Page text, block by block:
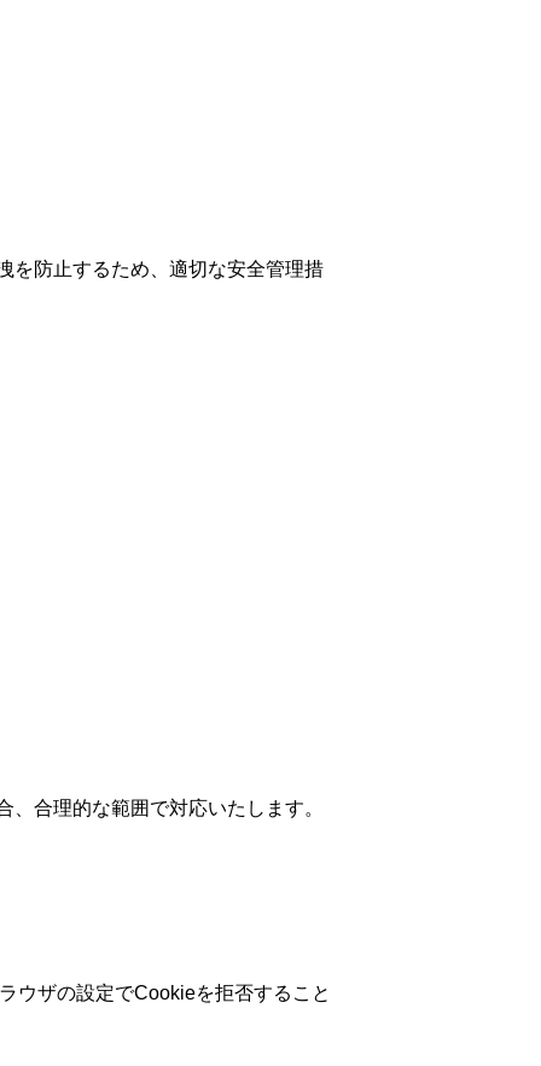
を防止するため、適切な安全管理措
合理的な範囲で対応いたします。
ウザの設定でCookieを拒否すること